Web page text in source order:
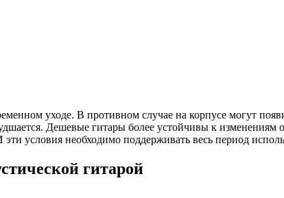
уходе. В противном случае на корпусе могут
Дешевые гитары более устойчивы к
условия необходимо поддерживать весь период
гитарой